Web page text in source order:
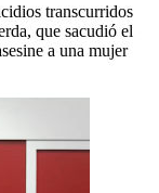
transcurridos
que sacudió el
a una mujer